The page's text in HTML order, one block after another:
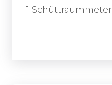
1 Schüttraummeter